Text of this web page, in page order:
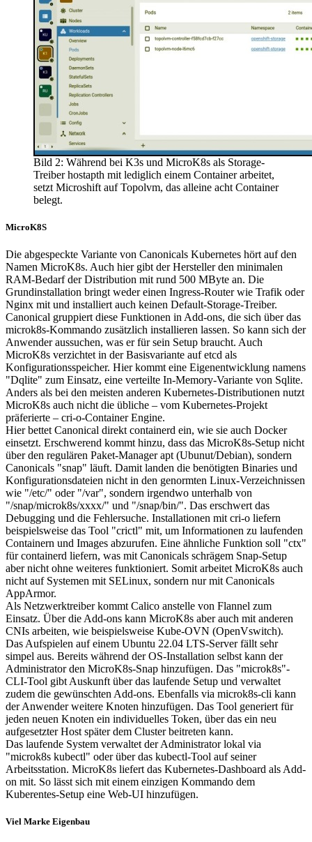
Bild 2: Während bei K3s und MicroK8s als Storage-
Treiber hostapth mit lediglich einem Container arbeitet,
setzt Microshift auf Topolvm, das alleine acht Container
belegt.
MicroK8S
Die abgespeckte Variante von Canonicals Kubernetes hört auf den
Namen MicroK8s. Auch hier gibt der Hersteller den minimalen
RAM-Bedarf der Distribution mit rund 500 MByte an. Die
Grundinstallation bringt weder einen Ingress-Router wie Trafik oder
Nginx mit und installiert auch keinen Default-Storage-Treiber.
Canonical gruppiert diese Funktionen in Add-ons, die sich über das
microk8s-Kommando zusätzlich installieren lassen. So kann sich der
Anwender aussuchen, was er für sein Setup braucht. Auch
MicroK8s verzichtet in der Basisvariante auf etcd als
Konfigurationsspeicher. Hier kommt eine Eigenentwicklung namens
"Dqlite" zum Einsatz, eine verteilte In-Memory-Variante von Sqlite.
Anders als bei den meisten anderen Kubernetes-Distributionen nutzt
MicroK8s auch nicht die übliche – vom Kubernetes-Projekt
präferierte – cri-o-Container Engine.
Hier bettet Canonical direkt containerd ein, wie sie auch Docker
einsetzt. Erschwerend kommt hinzu, dass das MicroK8s-Setup nicht
über den regulären Paket-Manager apt (Ubunut/Debian), sondern
Canonicals "snap" läuft. Damit landen die benötigten Binaries und
Konfigurationsdateien nicht in den genormten Linux-Verzeichnissen
wie "/etc/" oder "/var", sondern irgendwo unterhalb von
"/snap/microk8s/xxxx/" und "/snap/bin/". Das erschwert das
Debugging und die Fehlersuche. Installationen mit cri-o liefern
beispielsweise das Tool "crictl" mit, um Informationen zu laufenden
Containern und Images abzurufen. Eine ähnliche Funktion soll "ctx"
für containerd liefern, was mit Canonicals schrägem Snap-Setup
aber nicht ohne weiteres funktioniert. Somit arbeitet MicroK8s auch
nicht auf Systemen mit SELinux, sondern nur mit Canonicals
AppArmor.
Als Netzwerktreiber kommt Calico anstelle von Flannel zum
Einsatz. Über die Add-ons kann MicroK8s aber auch mit anderen
CNIs arbeiten, wie beispielsweise Kube-OVN (OpenVswitch).
Das Aufspielen auf einem Ubuntu 22.04 LTS-Server fällt sehr
simpel aus. Bereits während der OS-Installation selbst kann der
Administrator den MicroK8s-Snap hinzufügen. Das "microk8s"-
CLI-Tool gibt Auskunft über das laufende Setup und verwaltet
zudem die gewünschten Add-ons. Ebenfalls via microk8s-cli kann
der Anwender weitere Knoten hinzufügen. Das Tool generiert für
jeden neuen Knoten ein individuelles Token, über das ein neu
aufgesetzter Host später dem Cluster beitreten kann.
Das laufende System verwaltet der Administrator lokal via
"microk8s kubectl" oder über das kubectl-Tool auf seiner
Arbeitsstation. MicroK8s liefert das Kubernetes-Dashboard als Add-
on mit. So lässt sich mit einem einzigen Kommando dem
Kuberentes-Setup eine Web-UI hinzufügen.
Viel Marke Eigenbau